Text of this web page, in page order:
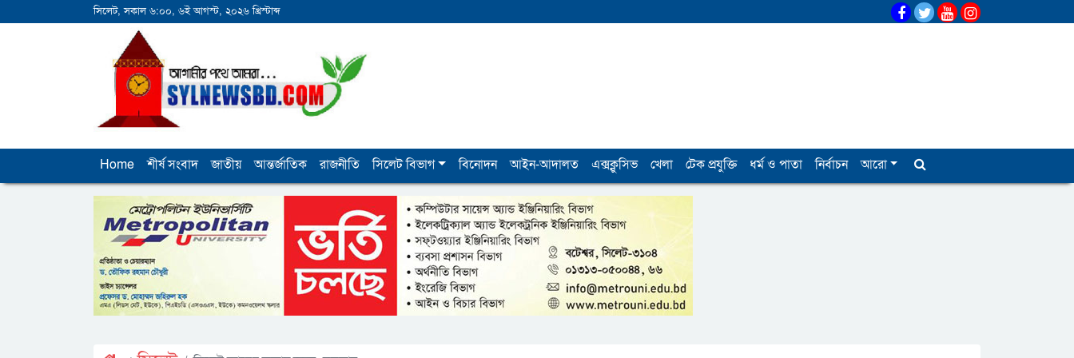
সিলেট, সকাল ৬:০০, ৬ই আগস্ট, ২০২৬ খ্রিস্টাব্দ
Home শীর্ষ সংবাদ জাতীয় আন্তর্জাতিক রাজনীতি সিলেট বিভাগ বিনোদন আইন-আদালত এক্সক্লুসিভ খেলা টেক প্রযুক্তি ধর্ম ও পাতা নির্বাচন আরো